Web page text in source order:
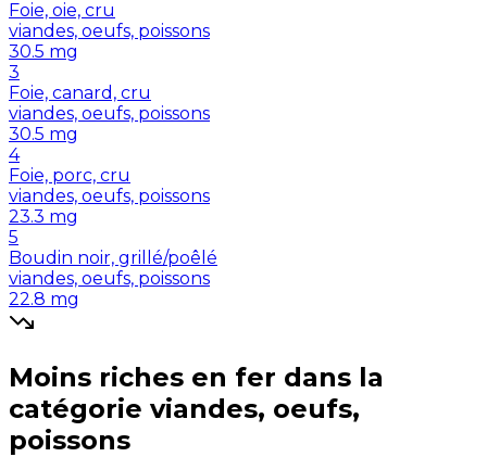
Foie, oie, cru
viandes, oeufs, poissons
30.5 mg
3
Foie, canard, cru
viandes, oeufs, poissons
30.5 mg
4
Foie, porc, cru
viandes, oeufs, poissons
23.3 mg
5
Boudin noir, grillé/poêlé
viandes, oeufs, poissons
22.8 mg
Moins riches en fer dans la
catégorie viandes, oeufs,
poissons